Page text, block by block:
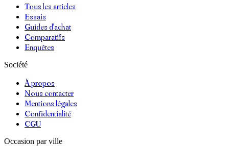
Tous les articles
Essais
Guides d'achat
Comparatifs
Enquêtes
Société
À propos
Nous contacter
Mentions légales
Confidentialité
CGU
Occasion par ville